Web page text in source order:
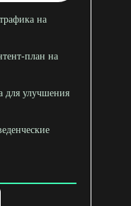
на
план на
для улучшения